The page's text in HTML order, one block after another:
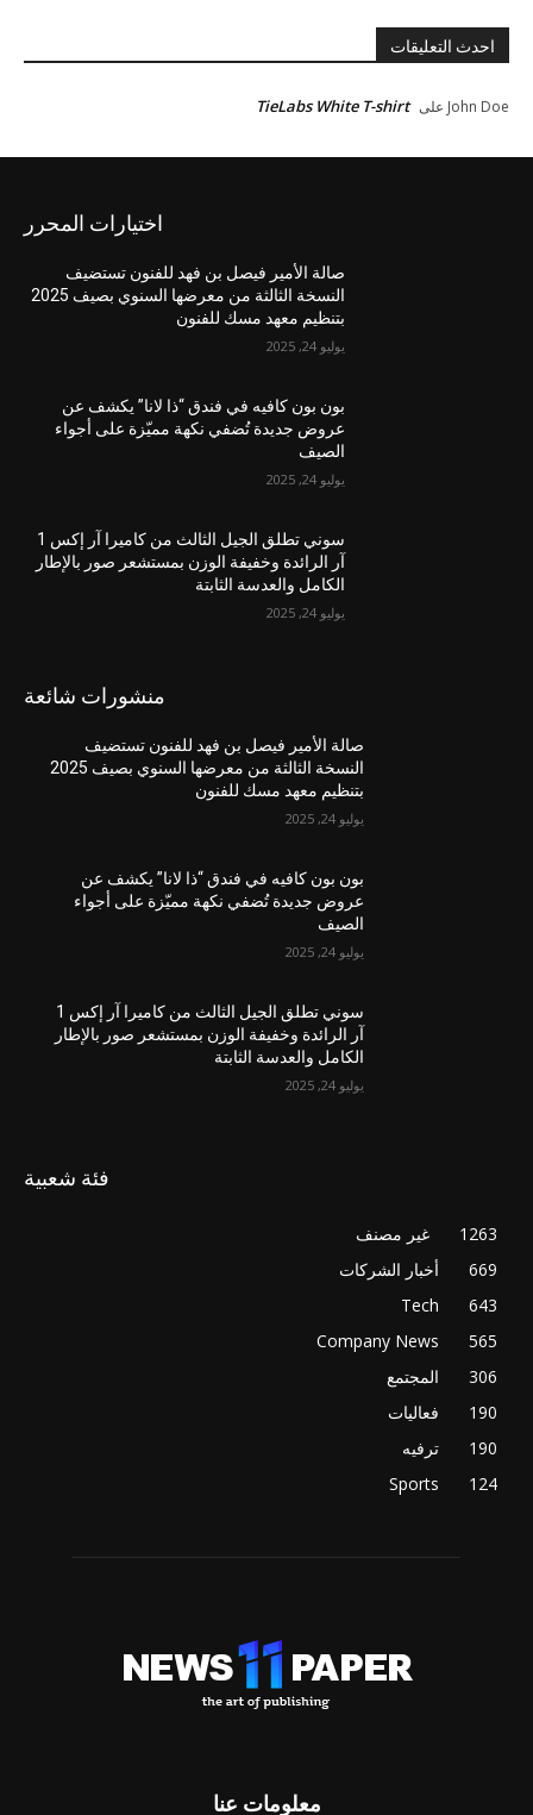
احدث التعليقات
John Doe على TieLabs White T-shirt
اختيارات المحرر
صالة الأمير فيصل بن فهد للفنون تستضيف
النسخة الثالثة من معرضها السنوي بصيف 2025
بتنظيم معهد مسك للفنون
يوليو 24, 2025
بون بون كافيه في فندق “ذا لانا” يكشف عن
عروض جديدة تُضفي نكهة مميّزة على أجواء
الصيف
يوليو 24, 2025
سوني تطلق الجيل الثالث من كاميرا آر إكس 1
آر الرائدة وخفيفة الوزن بمستشعر صور بالإطار
الكامل والعدسة الثابتة
يوليو 24, 2025
منشورات شائعة
صالة الأمير فيصل بن فهد للفنون تستضيف
النسخة الثالثة من معرضها السنوي بصيف 2025
بتنظيم معهد مسك للفنون
يوليو 24, 2025
بون بون كافيه في فندق “ذا لانا” يكشف عن
عروض جديدة تُضفي نكهة مميّزة على أجواء
الصيف
يوليو 24, 2025
سوني تطلق الجيل الثالث من كاميرا آر إكس 1
آر الرائدة وخفيفة الوزن بمستشعر صور بالإطار
الكامل والعدسة الثابتة
يوليو 24, 2025
فئة شعبية
غير مصنف
1263
أخبار الشركات
669
Tech
643
Company News
565
المجتمع
306
فعاليات
190
ترفيه
190
Sports
124
معلومات عنا